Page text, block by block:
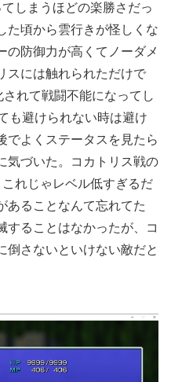
しまうほどの楽勝さだっ
た頃から雲行きが怪しくな
の防御力が高くてノーダメ
スには触れられただけで
されて戦闘不能になってし
も避けられない時は避け
でよくステータスを見たら
気づいた。コカトリス戦の
れじゃレベル低すぎるだ
あることなんて忘れてた
することはなかったが、コ
倒さないといけない敵だと